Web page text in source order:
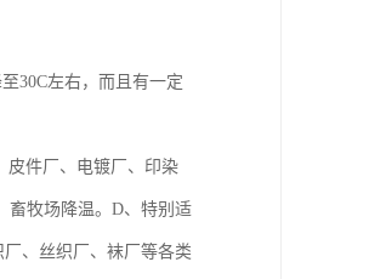
30C左右，而且有一定
皮件厂、电镀厂、印染
畜牧场降温。D、特别适
、丝织厂、袜厂等各类